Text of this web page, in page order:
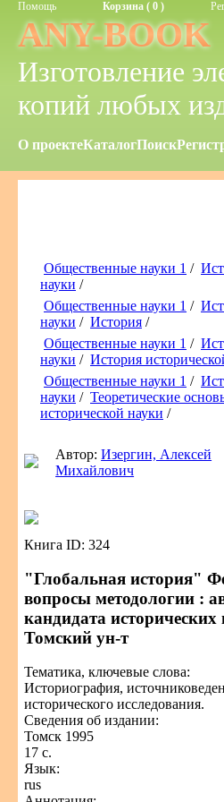
Помощь Корзина ( 0 )
ANY-BOOK
Изготовление
копий любых
О проектеКаталогПоиск
Общественные науки 1 /
науки /
Общественные науки 1 /
науки / История /
Общественные науки 1 /
науки / История
Общественные науки 1 /
науки / Теоретические
исторической науки /
Автор:Изергин, Алексей
Михайлович
Книга ID: 324
"Глобальная история"
вопросы методологии :
кандидата исторических
Томский ун-т
Тематика, ключевые слова:
Историография,
исторического исследования.
Сведения об издании:
Томск 1995
17 с.
Язык:
rus